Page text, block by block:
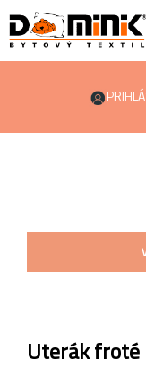
Uterák froté